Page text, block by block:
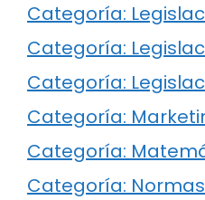
Categoría:
Categoría:
Categoría:
Categoría:
Categoría:
Categoría: